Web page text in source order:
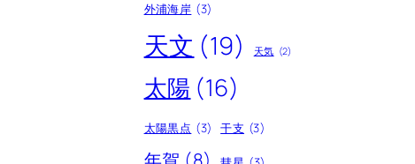
外浦海岸 (3)
天文 (19) 天気 (2)
太陽 (16)
太陽黒点 (3) 干支 (3)